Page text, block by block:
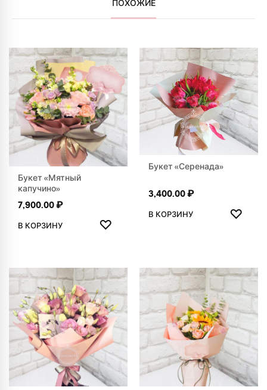
ПОХОЖИЕ
Букет «Мятный
капучино»
7,900.00₽
В КОРЗИНУ ♡
ДОБАВИТЬ В ИЗБРАННОЕ
Букет «Серенада»
3,400.00₽
В КОРЗИНУ ♡